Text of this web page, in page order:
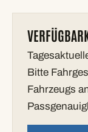
Bitte
Fahrzeugs